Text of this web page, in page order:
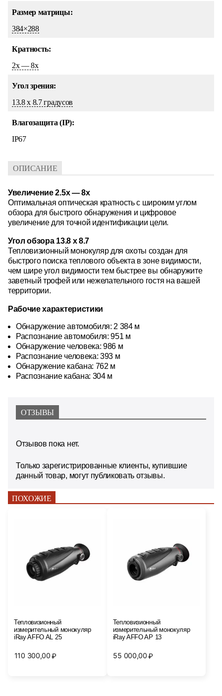
Размер матрицы:
384×288
Кратность:
2х — 8х
Угол зрения:
13.8 x 8.7 градусов
Влагозащита (IP):
IP67
ОПИСАНИЕ
Увеличение 2.5x — 8x
Оптимальная оптическая кратность с широким углом
обзора для быстрого обнаружения и цифровое
увеличение для точной идентификации цели.
Угол обзора 13.8 x 8.7
Тепловизионный монокуляр для охоты создан для
быстрого поиска теплового объекта в зоне видимости,
чем шире угол видимости тем быстрее вы обнаружите
заветный трофей или нежелательного гостя на вашей
территории.
Рабочие характеристики
Обнаружение автомобиля: 2 384 м
Распознание автомобиля: 951 м
Обнаружение человека: 986 м
Распознание человека: 393 м
Обнаружение кабана: 762 м
Распознание кабана: 304 м
ОТЗЫВЫ
Отзывов пока нет.
Только зарегистрированные клиенты, купившие
данный товар, могут публиковать отзывы.
ПОХОЖИЕ
Тепловизионный
измерительный монокуляр
iRay AFFO AL 25
110 300,00 ₽
Тепловизионный
измерительный монокуляр
iRay AFFO AP 13
55 000,00 ₽